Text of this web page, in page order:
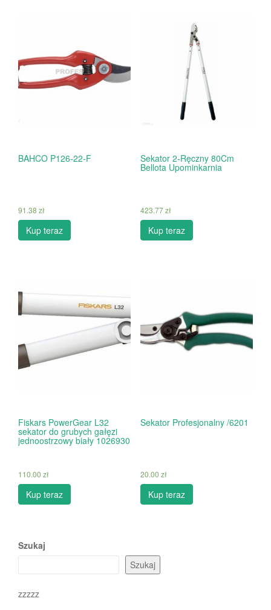
BAHCO P126-22-F
91.38 zł
Kup teraz
Sekator 2-Ręczny 80Cm
Bellota Upominkarnia
423.77zł
Kup teraz
Fiskars PowerGear L32
sekator do grubych gałęzi
jednoostrzowy biały 1026930
110.00 zł
Kup teraz
Sekator Profesjonalny /6201
20.00 zł
Kup teraz
Szukaj
Szukaj
zzzzz